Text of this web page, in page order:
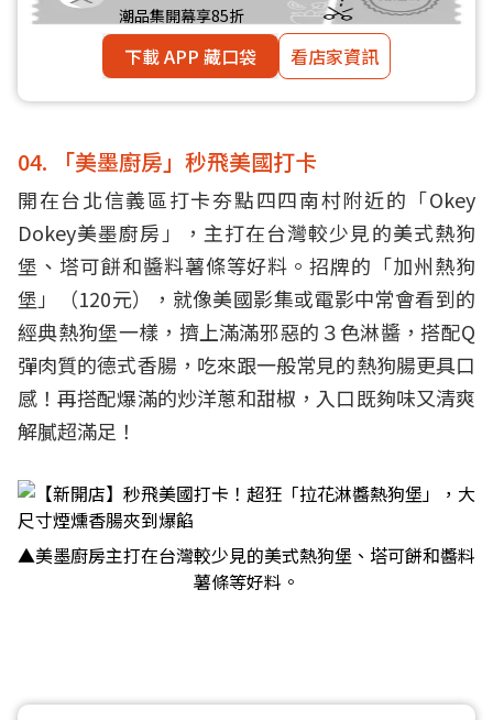
潮品集開幕享85折
下載 APP 藏口袋 看店家資訊
04. 「美墨廚房」秒飛美國打卡
開在台北信義區打卡夯點四四南村附近的「Okey
Dokey美墨廚房」，主打在台灣較少見的美式熱狗
堡、塔可餅和醬料薯條等好料。招牌的「加州熱狗
堡」（120元），就像美國影集或電影中常會看到的
經典熱狗堡一樣，擠上滿滿邪惡的３色淋醬，搭配Q
彈肉質的德式香腸，吃來跟一般常見的熱狗腸更具口
感！再搭配爆滿的炒洋蔥和甜椒，入口既夠味又清爽
解膩超滿足！
▲美墨廚房主打在台灣較少見的美式熱狗堡、塔可餅和醬料
薯條等好料。